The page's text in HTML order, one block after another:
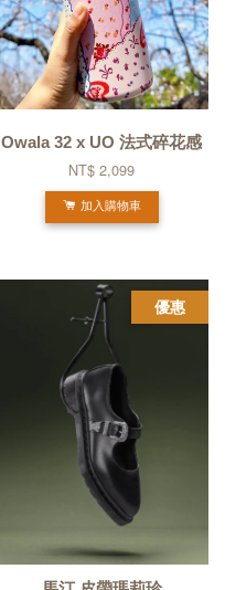
Owala 32 x UO 法式碎花感
NT$ 2,099
加入購物車
優惠